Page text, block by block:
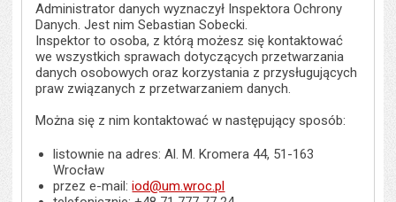
Administrator danych wyznaczył Inspektora Ochrony
Danych. Jest nim Sebastian Sobecki.
Inspektor to osoba, z którą możesz się kontaktować
we wszystkich sprawach dotyczących przetwarzania
danych osobowych oraz korzystania z przysługujących
praw związanych z przetwarzaniem danych.
Można się z nim kontaktować w następujący sposób:
listownie na adres: Al. M. Kromera 44, 51-163
Wrocław
przez e-mail:iod@um.wroc.pl